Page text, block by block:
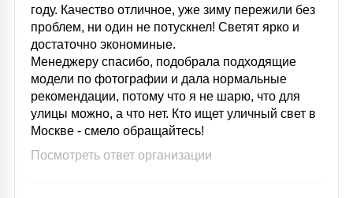
году. Качество отличное, уже зиму пережили без
проблем, ни один не потускнел! Светят ярко и
достаточно экономиные.
Менеджеру спасибо, подобрала подходящие
модели по фотографии и дала нормальные
рекомендации, потому что я не шарю, что для
улицы можно, а что нет. Кто ищет уличный свет в
Москве - смело обращайтесь!
Посмотреть ответ организации